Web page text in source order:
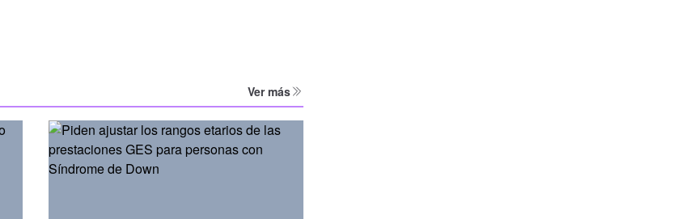
Ver más